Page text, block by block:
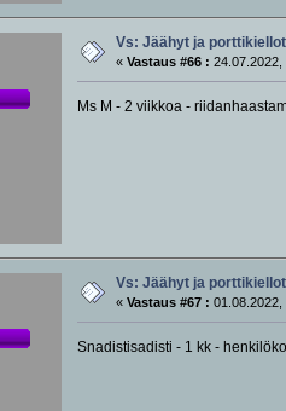
Vs: Jäähyt ja porttikiellot
« Vastaus #66 : 24.07.2022,
Ms M - 2 viikkoa -
Vs: Jäähyt ja porttikiellot
« Vastaus #67 : 01.08.2022,
Snadistisadisti - 1 kk -